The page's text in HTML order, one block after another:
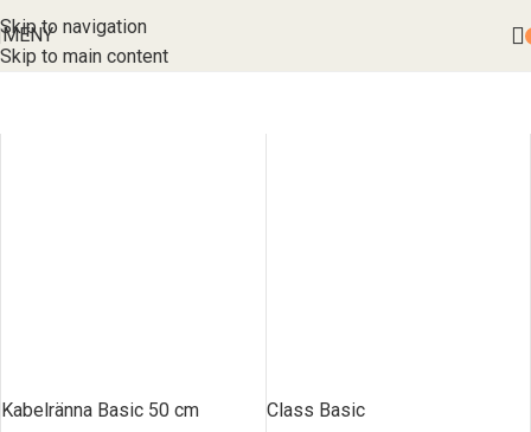
Skip to navigation
Skip to main content
MENY
Kabelränna Basic 50 cm Class Basic